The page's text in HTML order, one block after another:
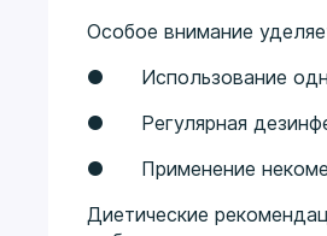
Особое внимание
● Использование
● Регулярная
● Применение
Диетические